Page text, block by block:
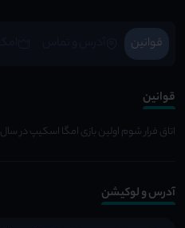
قوانین
قوانین
اتاق فرار شوم اولین بازی امگا اسکیپ در سال 1400 تاسیس شد
آدرس و لوکیشن